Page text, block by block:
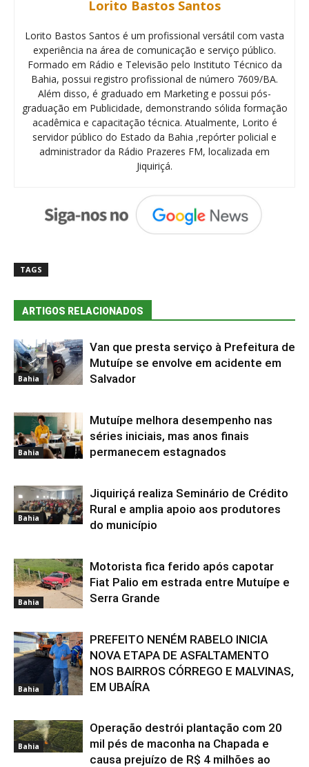
Lorito Bastos Santos
Lorito Bastos Santos é um profissional versátil com vasta
experiência na área de comunicação e serviço público.
Formado em Rádio e Televisão pelo Instituto Técnico da
Bahia, possui registro profissional de número 7609/BA.
Além disso, é graduado em Marketing e possui pós-
graduação em Publicidade, demonstrando sólida formação
acadêmica e capacitação técnica. Atualmente, Lorito é
servidor público do Estado da Bahia ,repórter policial e
administrador da Rádio Prazeres FM, localizada em
Jiquiriçá.
TAGS
ARTIGOS RELACIONADOS
Bahia
Van que presta serviço à Prefeitura de
Mutuípe se envolve em acidente em
Salvador
Bahia
Mutuípe melhora desempenho nas
séries iniciais, mas anos finais
permanecem estagnados
Bahia
Jiquiriçá realiza Seminário de Crédito
Rural e amplia apoio aos produtores
do município
Bahia
Motorista fica ferido após capotar
Fiat Palio em estrada entre Mutuípe e
Serra Grande
Bahia
PREFEITO NENÉM RABELO INICIA
NOVA ETAPA DE ASFALTAMENTO
NOS BAIRROS CÓRREGO E MALVINAS,
EM UBAÍRA
Bahia
Operação destrói plantação com 20
mil pés de maconha na Chapada e
causa prejuízo de R$ 4 milhões ao